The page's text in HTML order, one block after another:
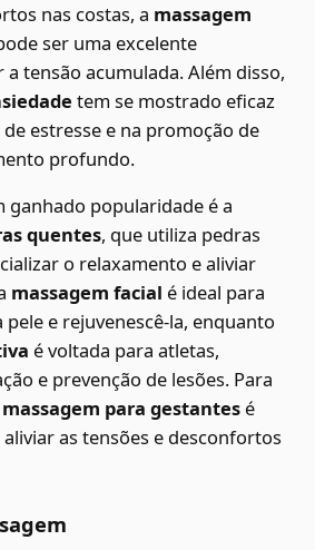
nas costas, a massagem
ser uma excelente
tensão acumulada. Além disso,
tem se mostrado eficaz
estresse e na promoção de
profundo.
ganhado popularidade é a
quentes, que utiliza pedras
o relaxamento e aliviar
massagem facial é ideal para
e rejuvenescê-la, enquanto
é voltada para atletas,
e prevenção de lesões. Para
massagem para gestantes é
as tensões e desconfortos